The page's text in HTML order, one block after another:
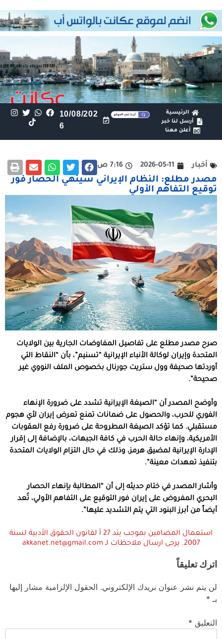
الرئيسية
أرسل لنا خبر
أعلن معنا
10/08/202
6
أخبار 2026-05-11 7:16 ص
مصدر مطلع: النظام الإيراني سينهي الحصار فور
توقيع التفاهم الأولي
صرح مصدر مطلع على تفاصيل المفاوضات الجارية بين الولايات
المتحدة وإيران لوكالة الأنباء الإيرانية “تسنيم”، بأن “النقاط التي
أوردتها صحيفة وول ستريت جورنال بخصوص الملف النووي غير
صحيحة”.
وأوضح المصدر أن “الصيغة الإيرانية تشدد على ضرورة الإنهاء
الفوري للحرب، والحصول على ضمانات تمنع تعرض إيران لأي هجوم
مستقبلي. كما تؤكد الصيغة المطروحة على ضرورة رفع العقوبات
الأمريكية، وإنهاء حالة الحرب في كافة الجبهات، بالإضافة إلى إقرار
الإدارة الإيرانية لمضيق هرمز، وذلك في حال التزام الولايات المتحدة
بتنفيذ تعهدات معينة”.
وأشار المصدر في ختام حديثه إلى أن “المطالبة بإنهاء الحصار
البحري المفروض على إيران فور التوقيع على التفاهم الأولي، تُعد
أيضاً من أبرز البنود التي يتم التشديد عليها”.
استعمال المضامين بموجب بند 27 أ لقانون الحقوق الأدبية لسنة
2007. يرجى ارسال ملاحظات لـ akkanet.net@gmail.com
اترك تعليقاً
لن يتم نشر عنوان بريدك الإلكتروني. الحقول الإلزامية مشار إليها
بـ *
التعليق *